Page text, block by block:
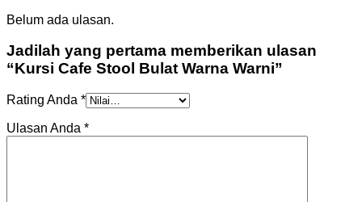
Belum ada ulasan.
Jadilah yang pertama memberikan ulasan
“Kursi Cafe Stool Bulat Warna Warni”
Rating Anda *
Ulasan Anda *